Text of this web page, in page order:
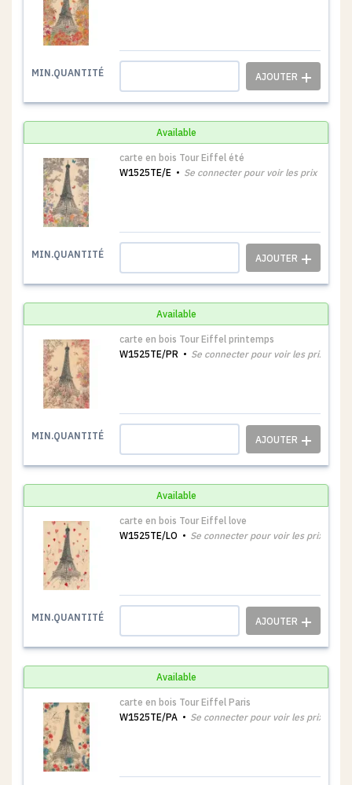
MIN.QUANTITÉ
Available
carte en bois Tour Eiffel été
W1525TE/E
Se connecter pour voir les prix
MIN.QUANTITÉ
Available
carte en bois Tour Eiffel printemps
W1525TE/PR
Se connecter pour voir les prix
MIN.QUANTITÉ
Available
carte en bois Tour Eiffel love
W1525TE/LO
Se connecter pour voir les prix
MIN.QUANTITÉ
Available
carte en bois Tour Eiffel Paris
W1525TE/PA
Se connecter pour voir les prix